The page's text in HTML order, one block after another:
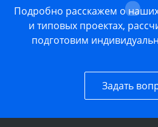
Подробно расскажем о наших
и типовых проектах,
подготовим
Задать